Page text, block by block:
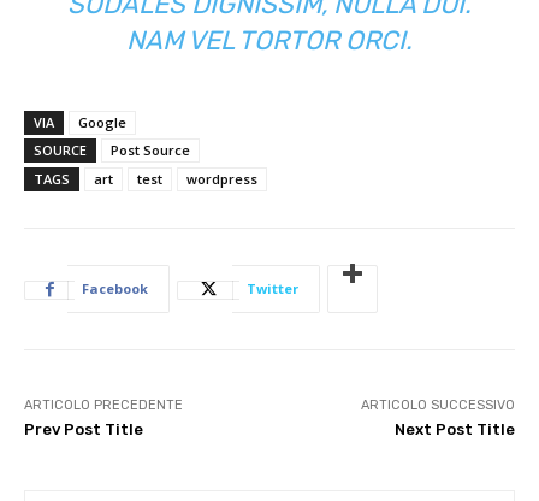
NAM VEL TORTOR ORCI.
VIA
Google
SOURCE
Post Source
TAGS
art test wordpress
Facebook Twitter
ARTICOLO PRECEDENTE
Prev Post Title
ARTICOLO SUCCESSIVO
Next Post Title